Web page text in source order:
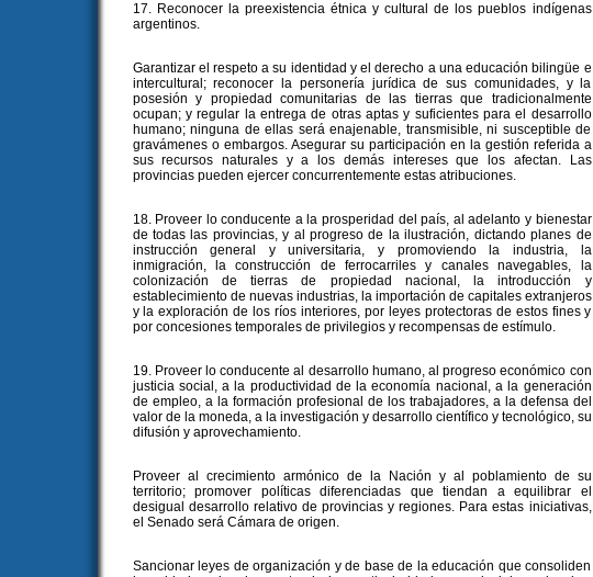
17. Reconocer la preexistencia étnica y cultural de los pueblos indígenas
argentinos.
Garantizar el respeto a su identidad y el derecho a una educación bilingüe e
intercultural; reconocer la personería jurídica de sus comunidades, y la
posesión y propiedad comunitarias de las tierras que tradicionalmente
ocupan; y regular la entrega de otras aptas y suficientes para el desarrollo
humano; ninguna de ellas será enajenable, transmisible, ni susceptible de
gravámenes o embargos. Asegurar su participación en la gestión referida a
sus recursos naturales y a los demás intereses que los afectan. Las
provincias pueden ejercer concurrentemente estas atribuciones.
18. Proveer lo conducente a la prosperidad del país, al adelanto y bienestar
de todas las provincias, y al progreso de la ilustración, dictando planes de
instrucción general y universitaria, y promoviendo la industria, la
inmigración, la construcción de ferrocarriles y canales navegables, la
colonización de tierras de propiedad nacional, la introducción y
establecimiento de nuevas industrias, la importación de capitales extranjeros
y la exploración de los ríos interiores, por leyes protectoras de estos fines y
por concesiones temporales de privilegios y recompensas de estímulo.
19. Proveer lo conducente al desarrollo humano, al progreso económico con
justicia social, a la productividad de la economía nacional, a la generación
de empleo, a la formación profesional de los trabajadores, a la defensa del
valor de la moneda, a la investigación y desarrollo científico y tecnológico, su
difusión y aprovechamiento.
Proveer al crecimiento armónico de la Nación y al poblamiento de su
territorio; promover políticas diferenciadas que tiendan a equilibrar el
desigual desarrollo relativo de provincias y regiones. Para estas iniciativas,
el Senado será Cámara de origen.
Sancionar leyes de organización y de base de la educación que consoliden